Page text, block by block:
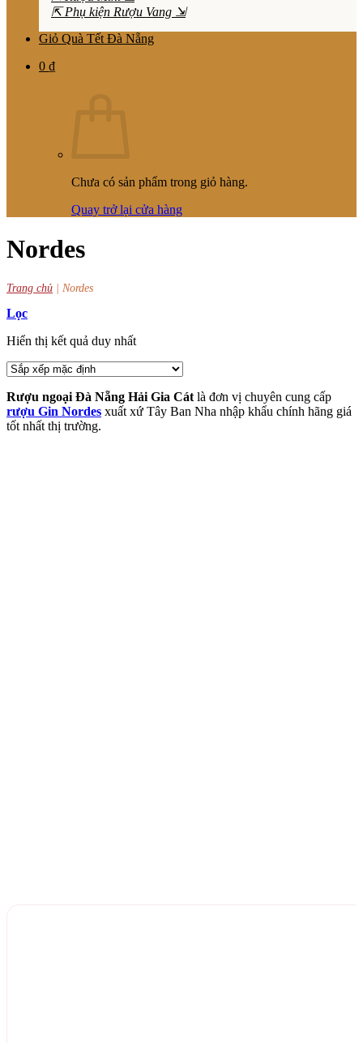
⇱ Phụ kiện Rượu Vang ⇲
Giỏ Quà Tết Đà Nẵng
0 ₫
Chưa có sản phẩm trong giỏ hàng.
Quay trở lại cửa hàng
Nordes
Trang chủ Nordes
Lọc
Hiển thị kết quả duy nhất
Rượu ngoại Đà Nẵng Hải Gia Cát là đơn vị chuyên cung cấp
rượu Gin Nordes xuất xứ Tây Ban Nha nhập khẩu chính hãng giá
tốt nhất thị trường.